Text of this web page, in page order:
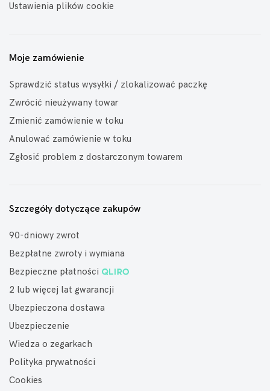
Ustawienia plików cookie
Moje zamówienie
Sprawdzić status wysyłki / zlokalizować paczkę
Zwrócić nieużywany towar
Zmienić zamówienie w toku
Anulować zamówienie w toku
Zgłosić problem z dostarczonym towarem
Szczegóły dotyczące zakupów
90-dniowy zwrot
Bezpłatne zwroty i wymiana
Bezpieczne płatności
2 lub więcej lat gwarancji
Ubezpieczona dostawa
Ubezpieczenie
Wiedza o zegarkach
Polityka prywatności
Cookies